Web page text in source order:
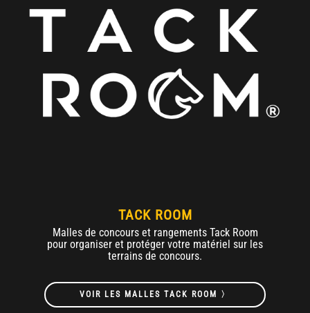
TACK ROOM
Malles de concours et rangements Tack Room
pour organiser et protéger votre matériel sur les
terrains de concours.
VOIR LES MALLES TACK ROOM 〉